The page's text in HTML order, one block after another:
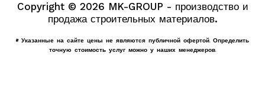
Copyright © 2026 MK-GROUP - производство и
продажа строительных материалов.
* Указанные на сайте цены не являются публичной офертой. Определить
точную стоимость услуг можно у наших менеджеров.